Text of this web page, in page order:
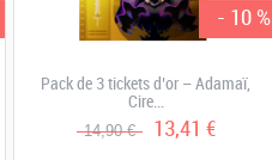
- 10 %
Pack de 3 tickets d’or – Adamaï,
Cire...
14,90 € 13,41 €